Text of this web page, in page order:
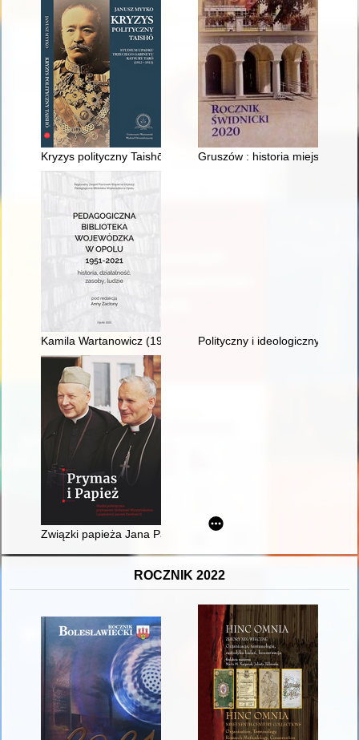
Kryzys polityczny Taishō : studium upadku trzeciego gabinetu
Gruszów : historia miejscowości
Kamila Wartanowicz (1911-2000) - pierwsza dyrektorka
Polityczny i ideologiczny
Związki papieża Jana Pawła II z obszarem województwa
ROCZNIK 2022